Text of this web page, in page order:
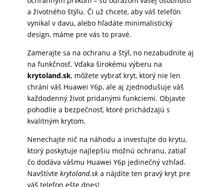
a životného štýlu. Či už chcete, aby váš telefón
vynikal v davu, alebo hľadáte minimalistický
design, máme pre vás to pravé.
Zamerajte sa na ochranu a štýl, no nezabudnite aj
na funkčnosť. Vďaka širokému výberu na
krytoland.sk, môžete vybrať kryt, ktorý nie len
chráni váš Huawei Y6p, ale aj zjednodušuje váš
každodenný život pridanými funkciemi. Objavte
pohodlie a bezpečnosť, ktoré prichádzajú s
kvalitným krytom.
Nenechajte nič na náhodu a investujte do krytu,
ktorý poskytuje najlepšiu možnú ochranu, zatiaľ
čo dodáva vášmu Huawei Y6p jedinečný vzhľad.
Navštívte krytoland.ska nájdite ten pravý kryt pre
váš telefon ešte dnes!